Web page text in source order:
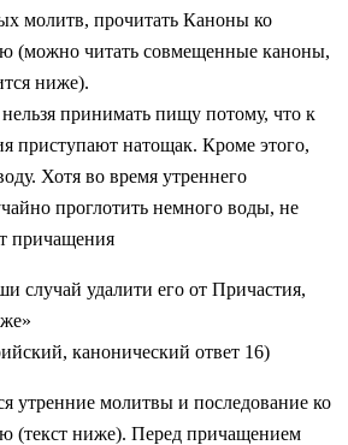
молитв, прочитать Каноны ко
(можно читать совмещенные каноны,
ниже).
принимать пищу потому, что к
приступают натощак. Кроме этого,
Хотя во время утреннего
проглотить немного воды, не
причащения
случай удалити его от Причастия,
канонический ответ 16)
утренние молитвы и последование ко
(текст ниже). Перед причащением